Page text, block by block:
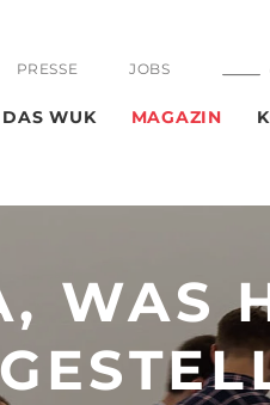
PRESSE JOBS
DAS WUK MAGAZIN
WAS